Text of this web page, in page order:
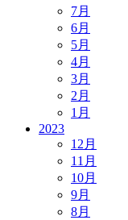
7月
6月
5月
4月
3月
2月
1月
2023
12月
11月
10月
9月
8月